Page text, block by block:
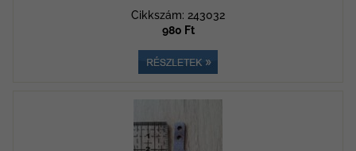
Cikkszám: 243032
980 Ft